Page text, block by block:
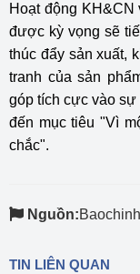
Hoạt động
được kỳ vọng sẽ
thúc đẩy sản xuất,
tranh của sản
góp tích cực vào
đến mục tiêu "Vì
chắc".
Nguồn:
TIN LIÊN QUAN